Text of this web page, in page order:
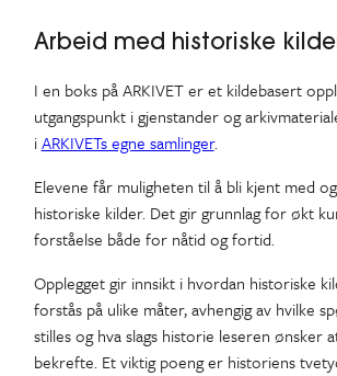
Arbeid med historiske
I en boks på ARKIVET er et kildebasert
utgangspunkt i gjenstander og
iARKIVETs egne samlinger.
Elevene får muligheten til å bli kjent med
historiske kilder. Det gir grunnlag for økt
forståelse både for nåtid og fortid.
Opplegget gir innsikt i hvordan historiske
forstås på ulike måter, avhengig av hvilke
stilles og hva slags historie leseren ønsker
bekrefte. Et viktig poeng er historiens